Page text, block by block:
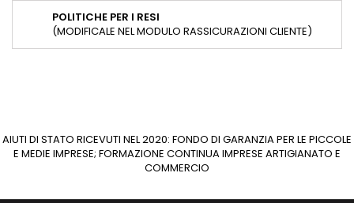
POLITICHE PER I RESI
(MODIFICALE NEL MODULO RASSICURAZIONI CLIENTE)
AIUTI DI STATO RICEVUTI NEL 2020: FONDO DI GARANZIA PER LE PICCOLE
E MEDIE IMPRESE; FORMAZIONE CONTINUA IMPRESE ARTIGIANATO E
COMMERCIO